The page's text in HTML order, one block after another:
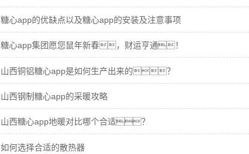
糖心app的优缺点以及糖心app的安装及注意事项
糖心app集团愿您鼠年新春，财运亨通！
山西铜铝糖心app是如何生产出来的？
山西钢制糖心app的采暖攻略
山西糖心app地暖对比哪个合适？
如何选择合适的散热器